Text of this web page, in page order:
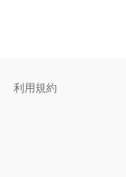
利用規約